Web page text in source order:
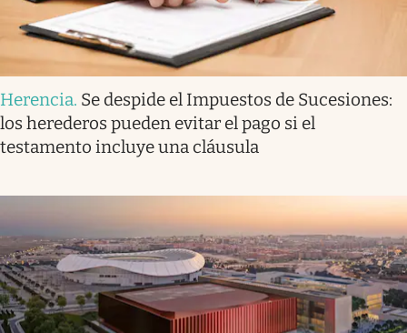
Herencia. Se despide el Impuestos de Sucesiones:
los herederos pueden evitar el pago si el
testamento incluye una cláusula